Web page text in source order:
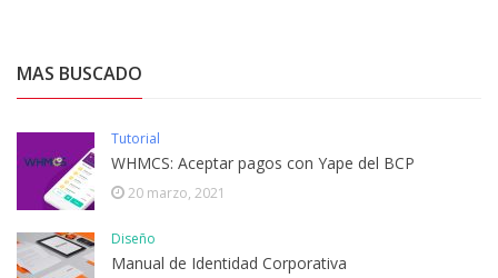
MAS BUSCADO
Tutorial
WHMCS: Aceptar pagos con Yape del BCP
20 marzo, 2021
Diseño
Manual de Identidad Corporativa